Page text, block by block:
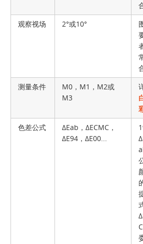
观察视场
2°或10°
测量条件
M0，M1，M2或
M3
色差公式
ΔEab，ΔECMC，
ΔE94，ΔE00...